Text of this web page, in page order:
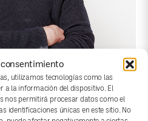
consentimiento
utilizamos tecnologías como las
a la información del dispositivo. El
nos permitirá procesar datos como el
identificaciones únicas en este sitio. No